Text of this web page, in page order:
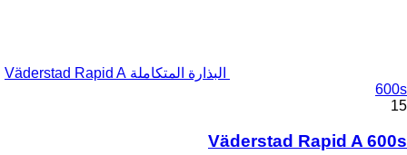
البذارة المتكاملة Väderstad Rapid A
600s
15
Väderstad Rapid A 600s